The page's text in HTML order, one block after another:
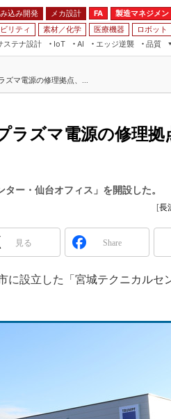
込み開発 メカ設計 FA 製造マネジメン
リティ 素材／化学 医療機器 ロボット
ステナ設計
IoT
AI
エッジ逆襲 品質
JIMTOF
IIFES
TECHNO-FRONTIER
スマート工場EXPO
日本ものづくりワールド
産業オープンネット展
つながるクルマ
VR／AR
フィールドサービス
組み込み画像技術
Windows Embedded
車載ソフト開発
ISO26262
イノベーション
FA
モビリティ
ズマ電源の修理拠点、...
ラズマ電源の修理拠
ー・仙台オフィス」を開設した。
[長
見る Share
に設立した「宮城テクニカルセ